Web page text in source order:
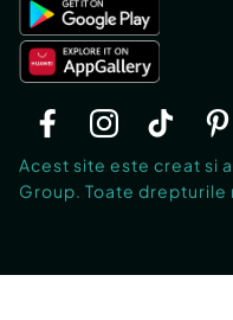
Acest site este creat si
Group. Toate drepturile